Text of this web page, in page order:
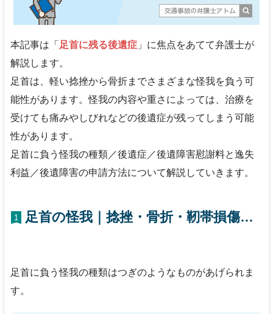
本記事は「 足首に残る後遺症」に焦点をあてて弁護士が
解説します。
足首は、軽い捻挫から骨折までさまざまな怪我を負う可
能性があります。怪我の内容や重さによっては、治療を
受けても痛みやしびれなどの後遺症が残ってしまう可能
性があります。
足首に負う怪我の種類／後遺症／後遺障害慰謝料と逸失
利益／後遺障害の申請方法について解説していきます。
1 足首の怪我｜捻挫・骨折・靭帯損傷…
足首に負う怪我の種類はつぎのようなものがあげられま
す。